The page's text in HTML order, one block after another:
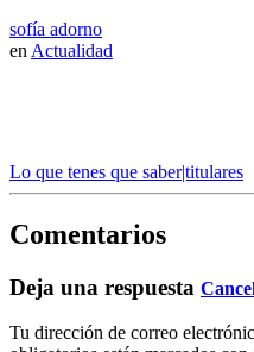
sofía adorno
en Actualidad
Lo que tenes que saber|titulares
Comentarios
Deja una respuesta
Tu dirección de correo